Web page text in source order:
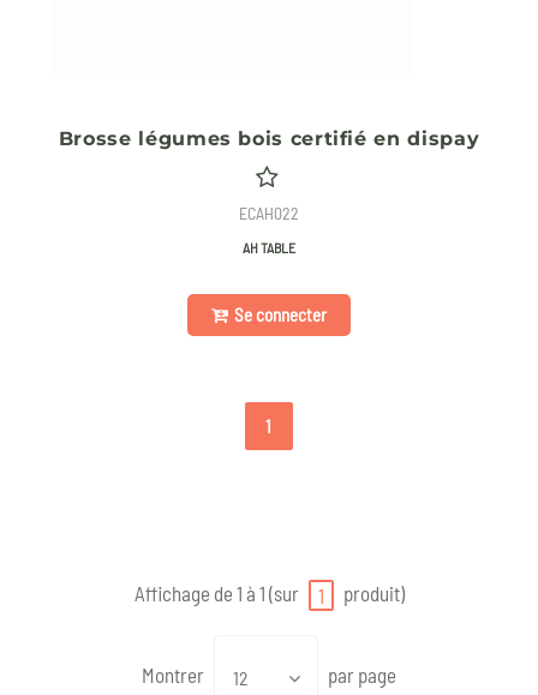
Brosse légumes bois certifié en dispay
ECAH022
AH TABLE
Se connecter
1
Affichage de 1 à 1 (sur 1 produit)
Montrer 12 par page